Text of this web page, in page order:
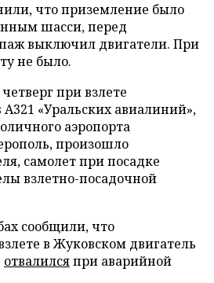
что приземление было
шасси, перед
выключил двигатели. При
не было.
при взлете
«Уральских авиалиний»,
аэропорта
произошло
самолет при посадке
взлетно-посадочной
сообщили, что
в Жуковском двигатель
отвалилсяпри аварийной